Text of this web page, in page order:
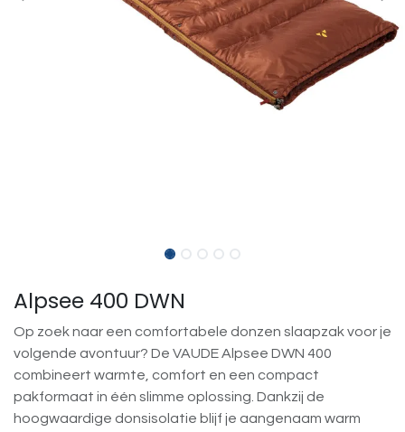
Alpsee 400 DWN
Op zoek naar een comfortabele donzen slaapzak voor je
volgende avontuur? De VAUDE Alpsee DWN 400
combineert warmte, comfort en een compact
pakformaat in één slimme oplossing. Dankzij de
hoogwaardige donsisolatie blijf je aangenaam warm